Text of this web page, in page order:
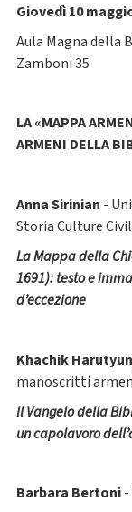
Giovedì 10
Aula Magna della
Zamboni 35
LA «MAPPA
ARMENI DELLA
Anna Sirinian -
Storia Culture
La Mappa della
1691): testo e
d’eccezione
Khachik
manoscritti
Il Vangelo della
un capolavoro
Barbara Bertoni-